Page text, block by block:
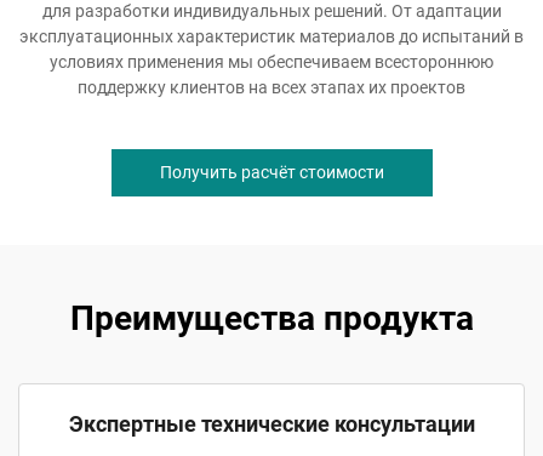
для разработки индивидуальных решений. От адаптации
эксплуатационных характеристик материалов до испытаний в
условиях применения мы обеспечиваем всестороннюю
поддержку клиентов на всех этапах их проектов
Получить расчёт стоимости
Преимущества продукта
Экспертные технические консультации